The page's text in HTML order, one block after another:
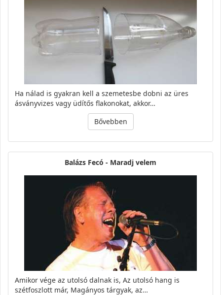
Ha nálad is gyakran kell a szemetesbe dobni az üres
ásványvizes vagy üdítős flakonokat, akkor…
Bővebben
Balázs Fecó - Maradj velem
Amikor vége az utolsó dalnak is, Az utolsó hang is
szétfoszlott már, Magányos tárgyak, az…